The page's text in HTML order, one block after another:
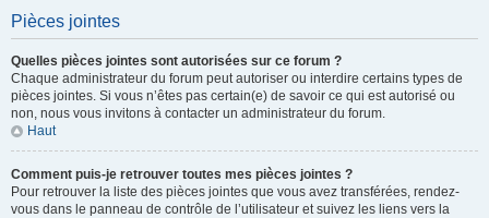
Pièces jointes
Quelles pièces jointes sont autorisées sur ce forum ?
Chaque administrateur du forum peut autoriser ou interdire certains types de
pièces jointes. Si vous n’êtes pas certain(e) de savoir ce qui est autorisé ou
non, nous vous invitons à contacter un administrateur du forum.
Haut
Comment puis-je retrouver toutes mes pièces jointes ?
Pour retrouver la liste des pièces jointes que vous avez transférées, rendez-
vous dans le panneau de contrôle de l’utilisateur et suivez les liens vers la